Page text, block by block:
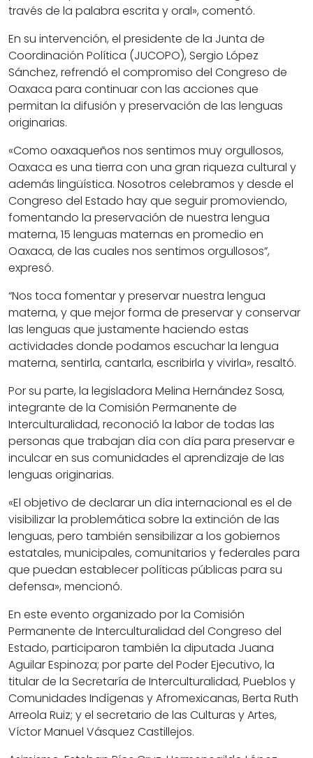
través de la palabra escrita y oral», comentó.
En su intervención, el presidente de la Junta de
Coordinación Política (JUCOPO), Sergio López
Sánchez, refrendó el compromiso del Congreso de
Oaxaca para continuar con las acciones que
permitan la difusión y preservación de las lenguas
originarias.
«Como oaxaqueños nos sentimos muy orgullosos,
Oaxaca es una tierra con una gran riqueza cultural y
además lingüística. Nosotros celebramos y desde el
Congreso del Estado hay que seguir promoviendo,
fomentando la preservación de nuestra lengua
materna, 15 lenguas maternas en promedio en
Oaxaca, de las cuales nos sentimos orgullosos”,
expresó.
“Nos toca fomentar y preservar nuestra lengua
materna, y que mejor forma de preservar y conservar
las lenguas que justamente haciendo estas
actividades donde podamos escuchar la lengua
materna, sentirla, cantarla, escribirla y vivirla», resaltó.
Por su parte, la legisladora Melina Hernández Sosa,
integrante de la Comisión Permanente de
Interculturalidad, reconoció la labor de todas las
personas que trabajan día con día para preservar e
inculcar en sus comunidades el aprendizaje de las
lenguas originarias.
«El objetivo de declarar un día internacional es el de
visibilizar la problemática sobre la extinción de las
lenguas, pero también sensibilizar a los gobiernos
estatales, municipales, comunitarios y federales para
que puedan establecer políticas públicas para su
defensa», mencionó.
En este evento organizado por la Comisión
Permanente de Interculturalidad del Congreso del
Estado, participaron también la diputada Juana
Aguilar Espinoza; por parte del Poder Ejecutivo, la
titular de la Secretaría de Interculturalidad, Pueblos y
Comunidades Indígenas y Afromexicanas, Berta Ruth
Arreola Ruiz; y el secretario de las Culturas y Artes,
Víctor Manuel Vásquez Castillejos.